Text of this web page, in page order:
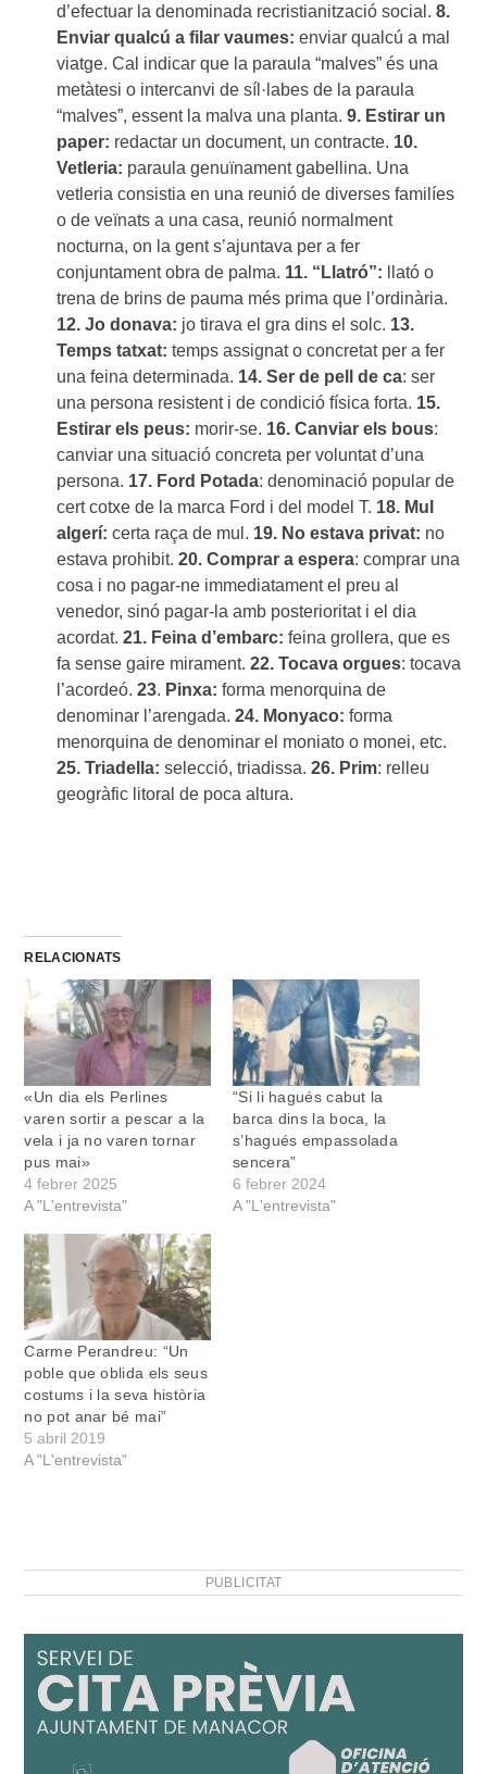
d’efectuar la denominada recristianització social. 8.
Enviar qualcú a filar vaumes:enviar qualcú a mal
viatge. Cal indicar que la paraula “malves” és una
metàtesi o intercanvi de síl·labes de la paraula
“malves”, essent la malva una planta. 9. Estirar un
paper: redactar un document, un contracte. 10.
Vetleria: paraula genuïnament gabellina. Una
vetleria consistia en una reunió de diverses familíes
o de veïnats a una casa, reunió normalment
nocturna, on la gent s’ajuntava per a fer
conjuntament obra de palma. 11. “Llatró”: llató o
trena de brins de pauma més prima que l’ordinària.
12. Jo donava: jo tirava el gra dins el solc. 13.
Temps tatxat:temps assignat o concretat per a fer
una feina determinada. 14. Ser de pell de ca: ser
una persona resistent i de condició física forta. 15.
Estirar els peus: morir-se. 16. Canviar els bous:
canviar una situació concreta per voluntat d’una
persona. 17. Ford Potada: denominació popular de
cert cotxe de la marca Ford i del model T. 18. Mul
algerí: certa raça de mul. 19. No estava privat: no
estava prohibit.20. Comprar a espera: comprar una
cosa i no pagar-ne immediatament el preu al
venedor, sinó pagar-la amb posterioritat i el dia
acordat.21. Feina d’embarc: feina grollera, que es
fa sense gaire mirament.22. Tocava orgues: tocava
l’acordeó.23. Pinxa: forma menorquina de
denominar l’arengada.24. Monyaco: forma
menorquina de denominar el moniato o monei, etc.
25. Triadella: selecció, triadissa.26. Prim: relleu
geogràfic litoral de poca altura.
RELACIONATS
«Un dia els Perlines
varen sortir a pescar a la
vela i ja no varen tornar
pus mai»
4 febrer 2025
A "L'entrevista"
“Si li hagués cabut la
barca dins la boca, la
s’hagués empassolada
sencera”
6 febrer 2024
A "L'entrevista"
Carme Perandreu: “Un
poble que oblida els seus
costums i la seva història
no pot anar bé mai”
5 abril 2019
A "L'entrevista"
PUBLICITAT